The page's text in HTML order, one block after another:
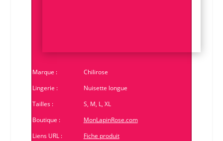
Marque :
Chilirose
Lingerie :
Nuisette longue
Tailles :
S, M, L, XL
Boutique :
MonLapinRose.com
Liens URL :
Fiche produit